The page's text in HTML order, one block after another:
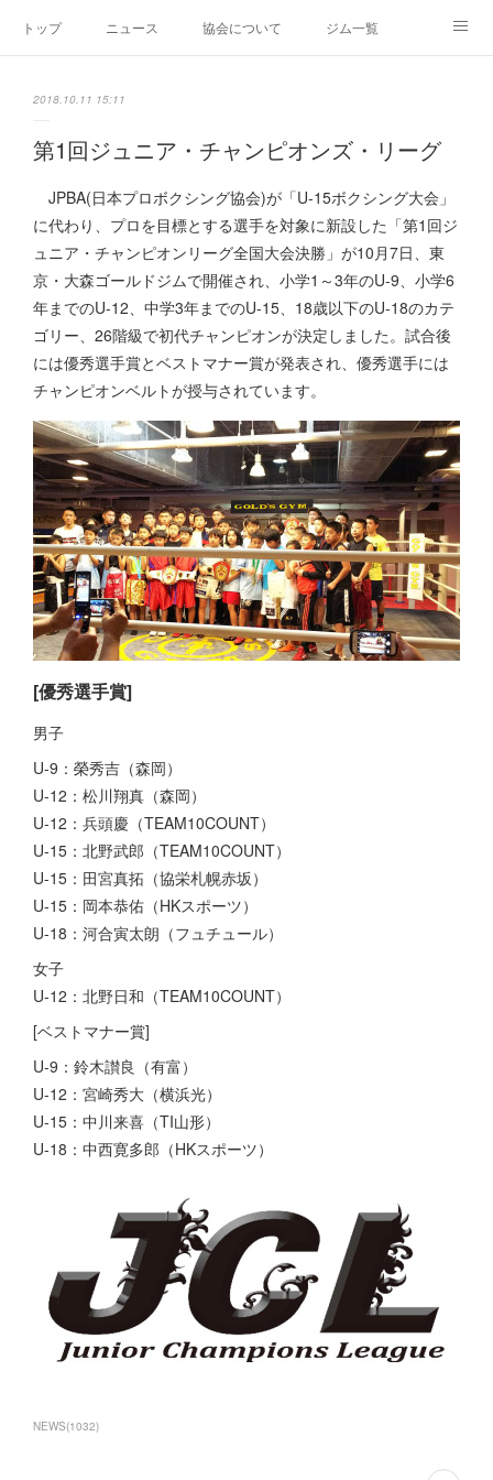
トップ ニュース 協会について ジム一覧
2018.10.11 15:11
第1回ジュニア・チャンピオンズ・リーグ
JPBA(日本プロボクシング協会)が「U-15ボクシング大会」
に代わり、プロを目標とする選手を対象に新設した「第1回ジ
ュニア・チャンピオンリーグ全国大会決勝」が10月7日、東
京・大森ゴールドジムで開催され、小学1～3年のU-9、小学6
年までのU-12、中学3年までのU-15、18歳以下のU-18のカテ
ゴリー、26階級で初代チャンピオンが決定しました。試合後
には優秀選手賞とベストマナー賞が発表され、優秀選手には
チャンピオンベルトが授与されています。
[優秀選手賞]
男子
U-9：榮秀吉（森岡）
U-12：松川翔真（森岡）
U-12：兵頭慶（TEAM10COUNT）
U-15：北野武郎（TEAM10COUNT）
U-15：田宮真拓（協栄札幌赤坂）
U-15：岡本恭佑（HKスポーツ）
U-18：河合寅太朗（フュチュール）
女子
U-12：北野日和（TEAM10COUNT）
[ベストマナー賞]
U-9：鈴木讃良（有富）
U-12：宮崎秀大（横浜光）
U-15：中川来喜（TI山形）
U-18：中西寛多郎（HKスポーツ）
NEWS(1032)